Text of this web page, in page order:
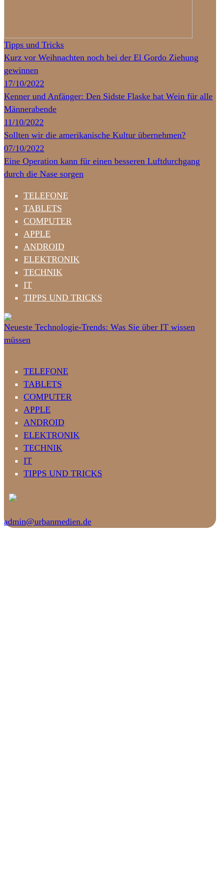
Tipps und Tricks
Kurz vor Weihnachten noch bei der El Gordo Ziehung
gewinnen
17/10/2022
Kenner und Anfänger: Den Sidste Flaske hat Wein für alle
Männerabende
11/10/2022
Sollten wir die amerikanische Kultur übernehmen?
07/10/2022
Eine Operation kann für einen besseren Luftdurchgang
durch die Nase sorgen
TELEFONE
TABLETS
COMPUTER
APPLE
ANDROID
ELEKTRONIK
TECHNIK
IT
TIPPS UND TRICKS
Neueste Technologie-Trends: Was Sie über IT wissen
müssen
TELEFONE
TABLETS
COMPUTER
APPLE
ANDROID
ELEKTRONIK
TECHNIK
IT
TIPPS UND TRICKS
admin@urbanmedien.de